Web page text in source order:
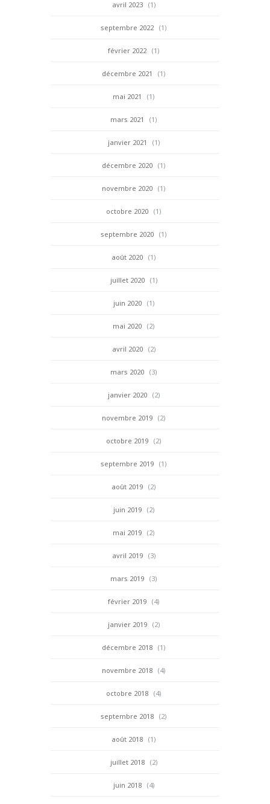
avril 2023 (1)
septembre 2022 (1)
février 2022 (1)
décembre 2021 (1)
mai 2021 (1)
mars 2021 (1)
janvier 2021 (1)
décembre 2020 (1)
novembre 2020 (1)
octobre 2020 (1)
septembre 2020 (1)
août 2020 (1)
juillet 2020 (1)
juin 2020 (1)
mai 2020 (2)
avril 2020 (2)
mars 2020 (3)
janvier 2020 (2)
novembre 2019 (2)
octobre 2019 (2)
septembre 2019 (1)
août 2019 (2)
juin 2019 (2)
mai 2019 (2)
avril 2019 (3)
mars 2019 (3)
février 2019 (4)
janvier 2019 (2)
décembre 2018 (1)
novembre 2018 (4)
octobre 2018 (4)
septembre 2018 (2)
août 2018 (1)
juillet 2018 (2)
juin 2018 (4)